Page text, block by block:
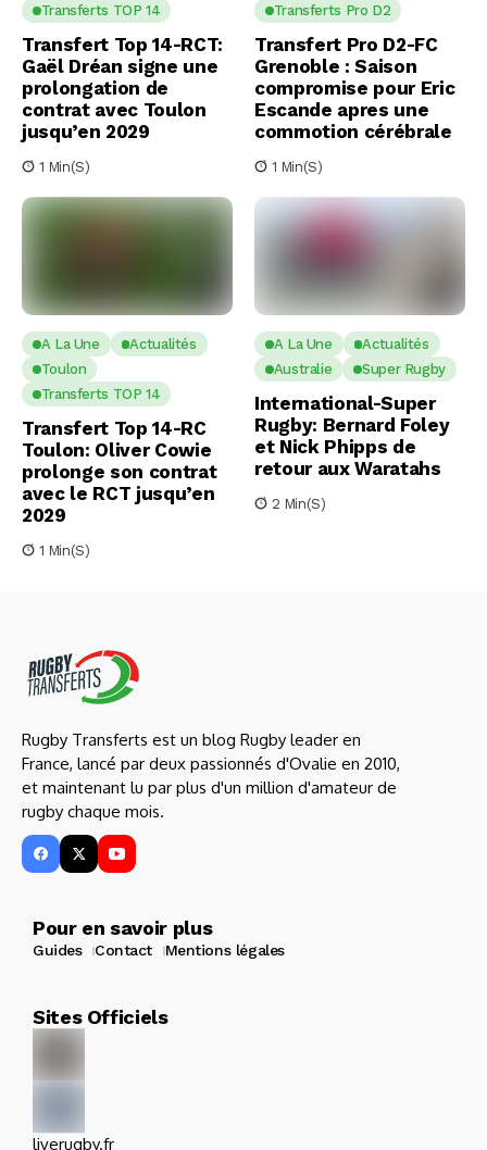
Transferts TOP 14
Transfert Top 14-RCT:
Gaël Dréan signe une
prolongation de
contrat avec Toulon
jusqu’en 2029
1 Min(s)
Transferts Pro D2
Transfert Pro D2-FC
Grenoble : Saison
compromise pour Eric
Escande apres une
commotion cérébrale
1 Min(s)
A La Une
Actualités
Toulon
Transferts TOP 14
Transfert Top 14-RC
Toulon: Oliver Cowie
prolonge son contrat
avec le RCT jusqu’en
2029
1 Min(s)
A La Une
Actualités
Australie
Super Rugby
International-Super
Rugby: Bernard Foley
et Nick Phipps de
retour aux Waratahs
2 Min(s)
Rugby Transferts est un blog Rugby leader en
France, lancé par deux passionnés d'Ovalie en 2010,
et maintenant lu par plus d'un million d'amateur de
rugby chaque mois.
Pour en savoir plus
Guides Contact Mentions légales
Sites Officiels
liverugby.fr